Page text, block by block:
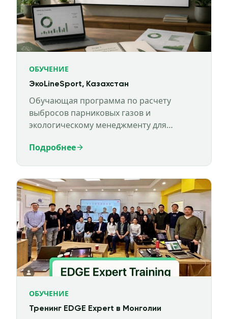
ОБУЧЕНИЕ
ЭкоLineSport, Казахстан
Обучающая программа по расчету
выбросов парниковых газов и
экологическому менеджменту для
Подробнее
ОБУЧЕНИЕ
Тренинг EDGE Expert в Монголии